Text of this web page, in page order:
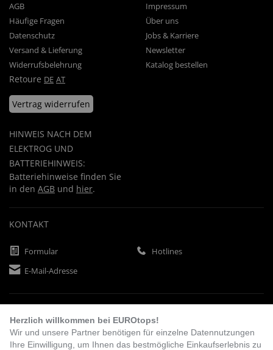
AGB
Häufige Fragen
Datenschutz
Versand & Lieferung
Widerrufsbelehrung
Retoure DE AT
Vertrag widerrufen
HINWEIS NACH DEM
ELEKTROG UND
BATTERIEHINWEIS:
Batteriehinweise finden Sie
in den AGB und hier.
Impressum
Über uns
Jobs & Karriere
Newsletter
Katalog bestellen
KONTAKT
Formular
Hotlines
E-Mail-Adresse
Herzlich willkommen bei EUROtops!
Wir und unsere Partner benötigen für einzelne Datennutzungen
Ihre Einwilligung, um Ihnen das bestmögliche Einkaufserlebnis zu